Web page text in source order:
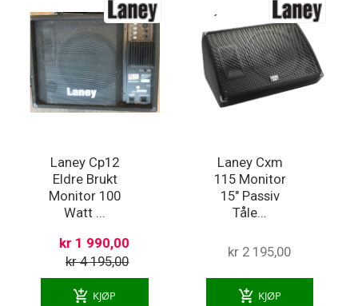
Laney Cp12
Eldre Brukt
Monitor 100
Watt ...
kr 1 990,00
kr 4 195,00
add_shopping_cart KJØP
Laney Cxm
115 Monitor
15" Passiv
Tåle...
kr 2 195,00
add_shopping_cart KJØP